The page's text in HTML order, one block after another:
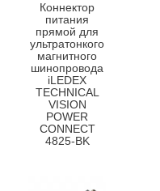
Коннектор
питания
прямой для
ультратонкого
магнитного
шинопровода
iLEDEX
TECHNICAL
VISION
POWER
CONNECT
4825-BK